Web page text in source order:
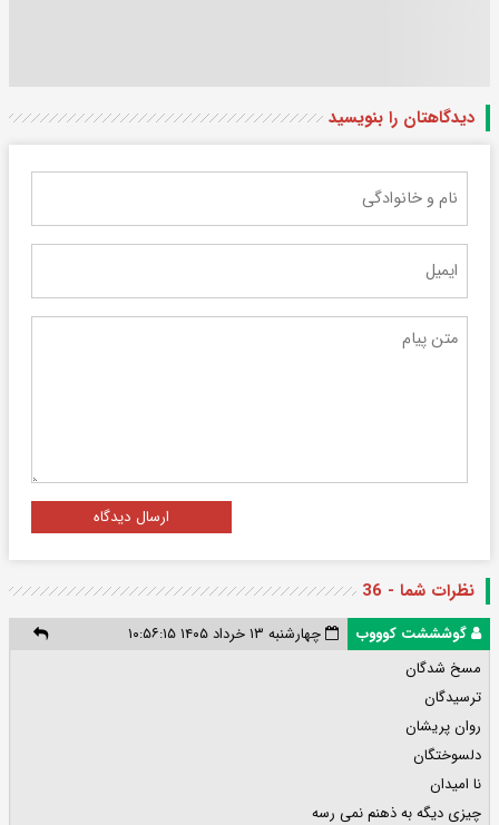
دیدگاهتان را بنویسید
ارسال دیدگاه
نظرات شما - 36
گوشششت کوووب
چهارشنبه ۱۳ خرداد ۱۴۰۵ ۱۰:۵۶:۱۵
مسخ شدگان
ترسیدگان
روان پریشان
دلسوختگان
نا امیدان
چیزی دیگه به ذهنم نمی رسه